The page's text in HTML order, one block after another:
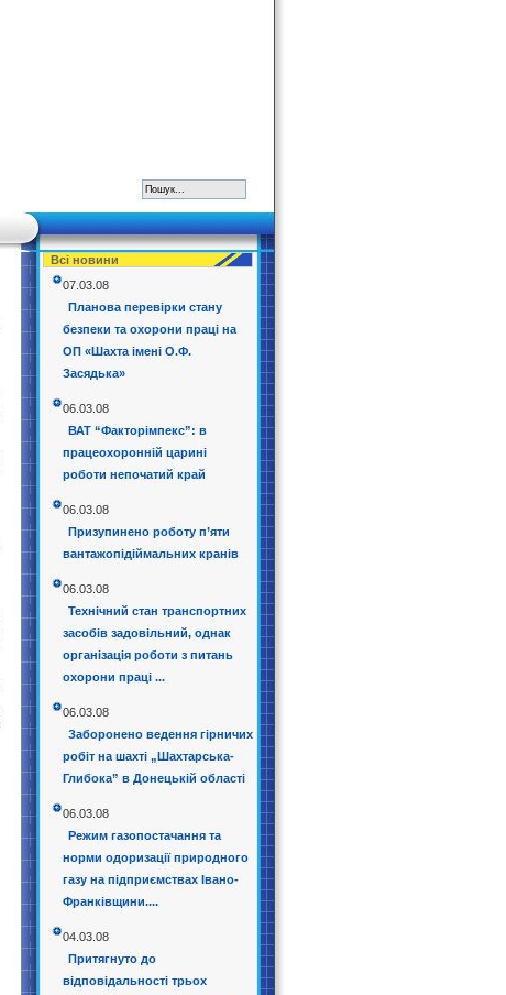
Всі новини
07.03.08
Планова перевірки стану
безпеки та охорони праці на
ОП «Шахта імені О.Ф.
Засядька»
06.03.08
ВАТ “Факторімпекс”: в
працеохоронній царині
роботи непочатий край
06.03.08
Призупинено роботу п’яти
вантажопідіймальних кранів
06.03.08
Технічний стан транспортних
засобів задовільний, однак
організація роботи з питань
охорони праці ...
06.03.08
Заборонено ведення гірничих
робіт на шахті „Шахтарська-
Глибока” в Донецькій області
06.03.08
Режим газопостачання та
норми одоризації природного
газу на підприємствах Івано-
Франківщини....
04.03.08
Притягнуто до
відповідальності трьох